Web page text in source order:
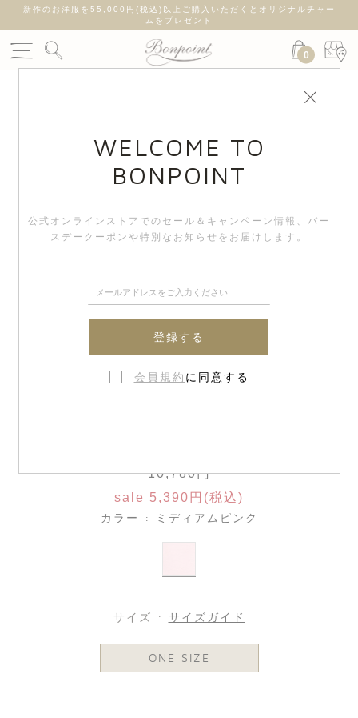
新作のお洋服を55,000円(税込)以上ご購入いただくとオリジナルチャー
ムをプレゼント
0
10,780円
sale 5,390円(税込)
カラー : ミディアムピンク
サイズ : サイズガイド
ONE SIZE
WELCOME TO
BONPOINT
公式オンラインストアでのセール＆キャンペーン情報、 バー
スデークーポンや特別なお知らせをお届けします。
登録する
会員規約 に同意する